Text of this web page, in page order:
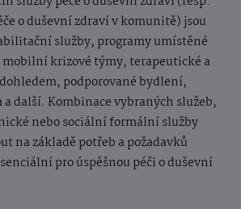
o duševní zdraví v komunitě) jsou
služby, programy umístěné
krizové týmy, terapeutické a
podporované bydlení,
další. Kombinace vybraných služeb,
nebo sociální formální služby
na základě potřeb a požadavků
pro úspěšnou péči o duševní